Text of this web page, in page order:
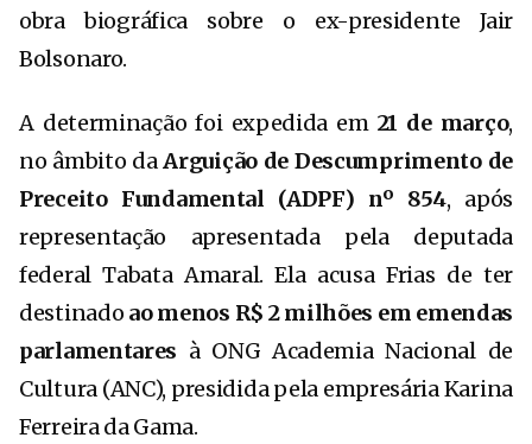
obra biográfica sobre o ex-presidenteJair
Bolsonaro.
A determinação foi expedida em 21 de março,
no âmbito daArguição de Descumprimento de
Preceito Fundamental (ADPF) nº 854, após
representação apresentada pela deputada
federalTabata Amaral. Ela acusa Frias de ter
destinado ao menos R$ 2 milhões em emendas
parlamentares à ONG Academia Nacional de
Cultura (ANC), presidida pela empresária Karina
Ferreira da Gama.